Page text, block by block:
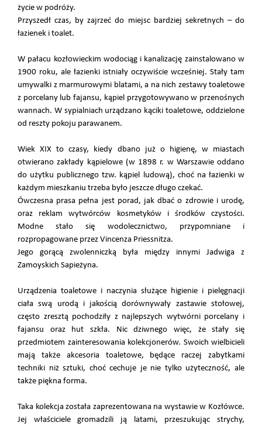
życie w podróży.
Przyszedł czas, by zajrzeć do miejsc bardziej sekretnych – do
łazienek i toalet.
W pałacu kozłowieckim wodociąg i kanalizację zainstalowano w
1900 roku, ale łazienki istniały oczywiście wcześniej. Stały tam
umywalki z marmurowymi blatami, a na nich zestawy toaletowe
z porcelany lub fajansu, kąpiel przygotowywano w przenośnych
wannach. W sypialniach urządzano kąciki toaletowe, oddzielone
od reszty pokoju parawanem.
Wiek XIX to czasy, kiedy dbano już o higienę, w miastach
otwierano zakłady kąpielowe (w 1898 r. w Warszawie oddano
do użytku publicznego tzw. kąpiel ludową), choć na łazienki w
każdym mieszkaniu trzeba było jeszcze długo czekać.
Ówczesna prasa pełna jest porad, jak dbać o zdrowie i urodę,
oraz reklam wytwórców kosmetyków i środków czystości.
Modne stało się wodolecznictwo, przypomniane i
rozpropagowane przez Vincenza Priessnitza.
Jego gorącą zwolenniczką była między innymi Jadwiga z
Zamoyskich Sapieżyna.
Urządzenia toaletowe i naczynia służące higienie i pielęgnacji
ciała swą urodą i jakością dorównywały zastawie stołowej,
często zresztą pochodziły z najlepszych wytwórni porcelany i
fajansu oraz hut szkła. Nic dziwnego więc, że stały się
przedmiotem zainteresowania kolekcjonerów. Swoich wielbicieli
mają także akcesoria toaletowe, będące raczej zabytkami
techniki niż sztuki, choć cechuje je nie tylko użyteczność, ale
także piękna forma.
Taka kolekcja została zaprezentowana na wystawie w Kozłówce.
Jej właściciele gromadzili ją latami, przeszukując strychy,